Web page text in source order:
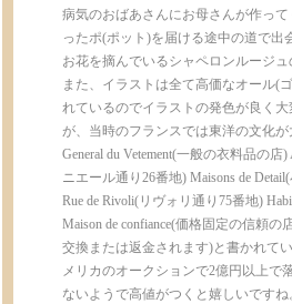
病気のおばあさんにお母さんが作っ
ったポ(ポット)を届ける途中の道で
お花を摘んでいるシャペロンルージ
また、イラストは全て高価なオール(
れているのでイラストの発色が良く
が、当時のフランスでは東洋の文化
General du Vetement(一般の衣料品の店
ニエール通り26番地) Maisons de
Rue de Rivoli(リヴォリ通り75番地)
Maison de confiance(価格固定の信頼の
交換または返金されます)と書かれて
メリカのオークションで2億円以上で
ないようで高値がつくと嬉しいです